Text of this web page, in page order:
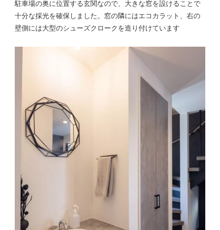
駐車場の奥に位置する玄関なので、大きな窓を設けることで
十分な採光を確保しました。窓の隣にはエコカラット、右の
壁側には大型のシューズクロークを造り付けています